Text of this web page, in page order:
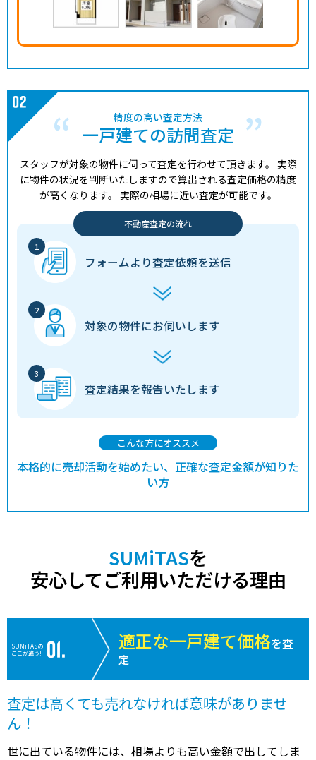
精度の高い査定方法
一戸建ての訪問査定
スタッフが対象の物件に伺って査定を行わせて頂きます。 実際
に物件の状況を判断いたしますので算出される査定価格の精度
が高くなります。 実際の相場に近い査定が可能です。
不動産査定の流れ
フォームより査定依頼を送信
対象の物件にお伺いします
査定結果を報告いたします
こんな方にオススメ
本格的に売却活動を始めたい、正確な査定金額が知りた
い方
SUMiTASを
安心してご利用いただける理由
SUMiTASの
ここが違う!
適正な一戸建て価格を査
定
査定は高くても売れなければ意味がありませ
ん！
世に出ている物件には、相場よりも高い金額で出してしま